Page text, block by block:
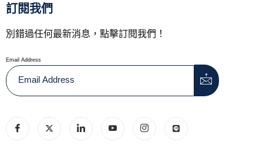
訂閱我們
別錯過任何最新消息，點擊訂閱我們！
Email Address